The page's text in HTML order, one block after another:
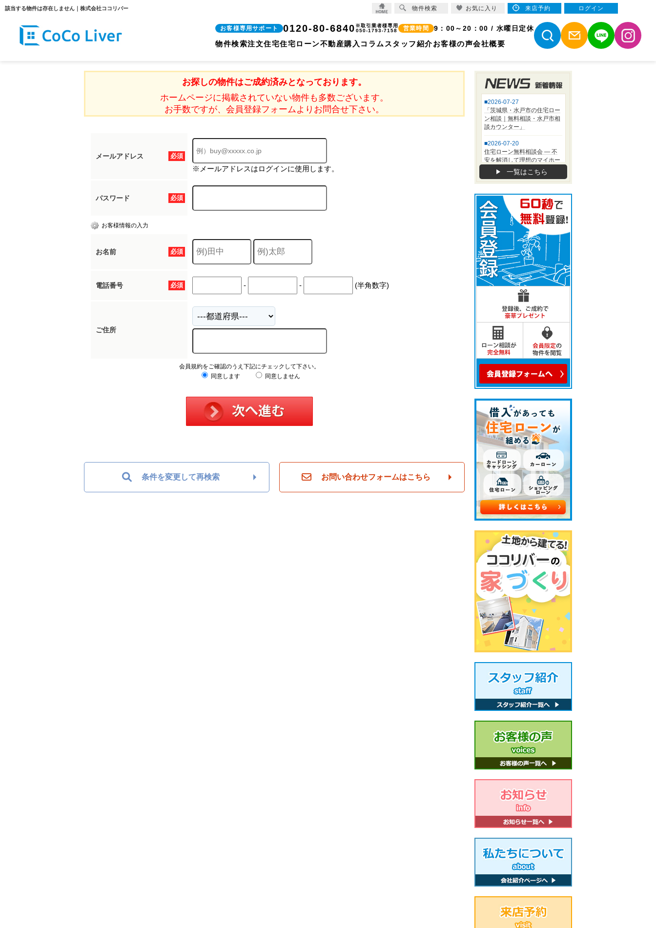
該当する物件は存在しません｜株式会社ココリバー
お客様専用サポート 0120-80-6840 ※取引業者様専用
050-1793-7158
営業時間 9：00～20：00 / 水曜日定休
物件検索注文住宅住宅ローン不動産購入コラム スタッフ紹介お客様の声会社概要
お探しの物件はご成約済みとなっております。
ホームページに掲載されていない物件も多数ございます。
お手数ですが、会員登録フォームよりお問合せ下さい。
必須
メールアドレス
※メールアドレスはログインに使用します。
必須
パスワード
お客様情報の入力
必須
お名前
必須
電話番号 - - (半角数字)
ご住所
会員規約をご確認のうえ下記にチェックして下さい。
同意します
同意しません
条件を変更して再検索 お問い合わせフォームはこちら
一覧はこちら
物件検索 お気に入り 来店予約 ログイン